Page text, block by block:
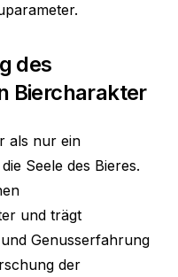
des
Biercharakter
als nur ein
Seele des Bieres.
und trägt
Genusserfahrung
der